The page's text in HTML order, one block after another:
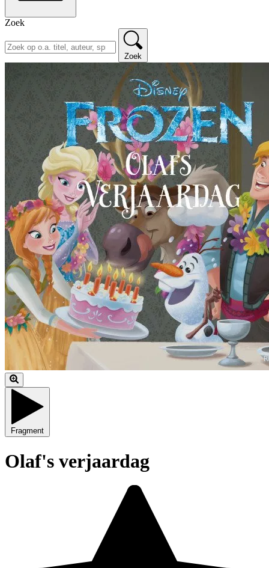
Zoek
Zoek
Fragment
Olaf's verjaardag